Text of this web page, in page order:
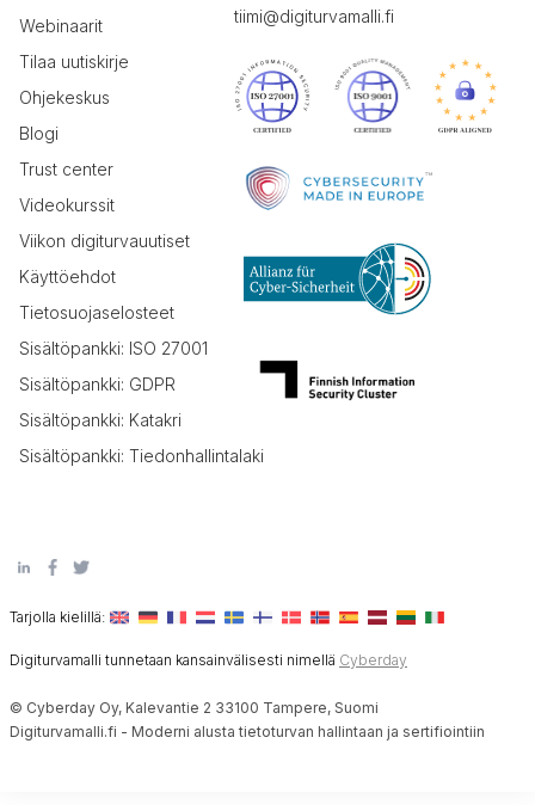
Webinaarit
Tilaa uutiskirje
Ohjekeskus
Blogi
Trust center
Videokurssit
Viikon digiturvauutiset
Käyttöehdot
Tietosuojaselosteet
Sisältöpankki: ISO 27001
Sisältöpankki: GDPR
Sisältöpankki: Katakri
Sisältöpankki: Tiedonhallintalaki
tiimi@digiturvamalli.fi
Tarjolla kielillä:
Digiturvamalli tunnetaan kansainvälisesti nimellä Cyberday
© Cyberday Oy, Kalevantie 2 33100 Tampere, Suomi
Digiturvamalli.fi - Moderni alusta tietoturvan hallintaan ja sertifiointiin